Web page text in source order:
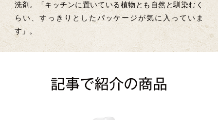
洗剤。「キッチンに置いている植物とも自然と馴染むく
らい、すっきりとしたパッケージが気に入っていま
す」。
記事で紹介の商品